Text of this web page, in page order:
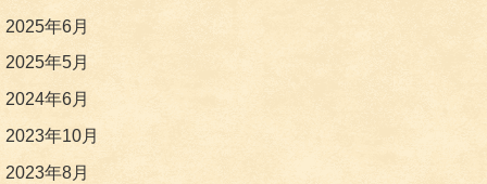
2025年6月
2025年5月
2024年6月
2023年10月
2023年8月